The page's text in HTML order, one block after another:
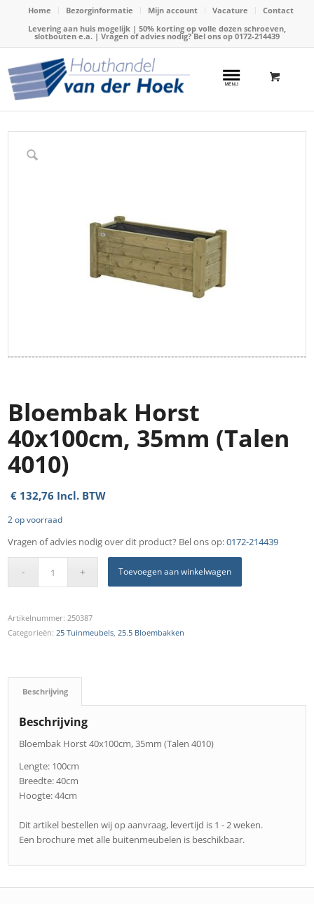
Home Bezorginformatie Mijn account Vacature
Contact
Levering aan huis mogelijk | 50% korting op volle dozen schroeven,
slotbouten e.a. | Vragen of advies nodig? Bel ons op 0172-214439
Home / Webshop / Tuinmeubels / Bloembakken
Bloembak Horst 40x100cm, 35mm (Talen 4010)
Bloembak Horst
40x100cm, 35mm (Talen
4010)
€ 132,76 Incl. BTW
2 op voorraad
Vragen of advies nodig over dit product? Bel ons op:0172-214439
Toevoegen aan winkelwagen
Artikelnummer:250387
Categorieën:25 Tuinmeubels,25.5 Bloembakken
Beschrijving
Beschrijving
Bloembak Horst 40x100cm, 35mm (Talen 4010)
Lengte: 100cm
Breedte: 40cm
Hoogte: 44cm
Dit artikel bestellen wij op aanvraag, levertijd is 1 - 2 weken.
Een brochure met alle buitenmeubelen is beschikbaar.